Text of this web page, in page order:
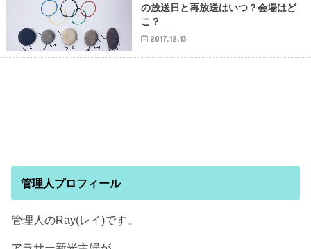
の放送日と再放送はいつ？会場はど
こ？
2017.12.13
管理人プロフィール
管理人のRay(レイ)です。